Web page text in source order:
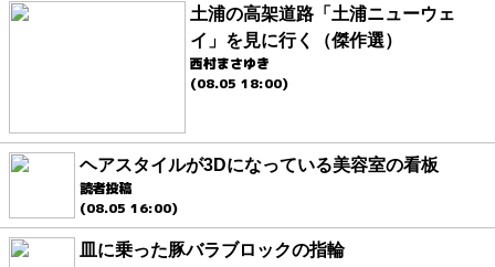
土浦の高架道路「土浦ニューウェ
イ」を見に行く（傑作選）
西村まさゆき
(08.05 18:00)
ヘアスタイルが3Dになっている美容室の看板
読者投稿
(08.05 16:00)
皿に乗った豚バラブロックの指輪